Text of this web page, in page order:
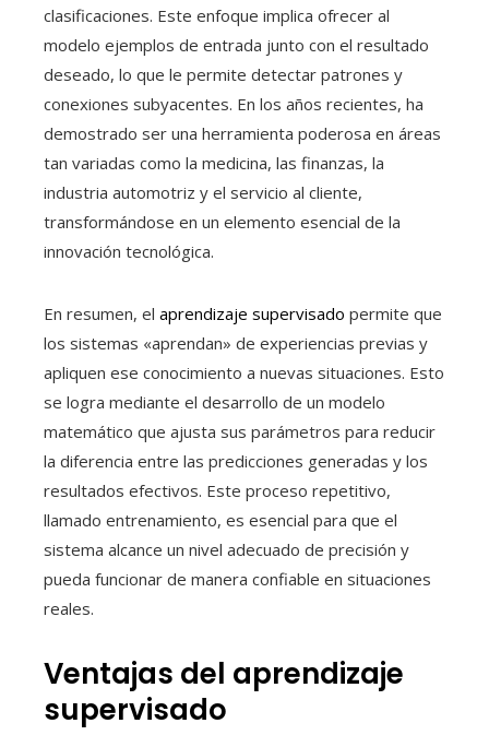
clasificaciones. Este enfoque implica ofrecer al
modelo ejemplos de entrada junto con el resultado
deseado, lo que le permite detectar patrones y
conexiones subyacentes. En los años recientes, ha
demostrado ser una herramienta poderosa en áreas
tan variadas como la medicina, las finanzas, la
industria automotriz y el servicio al cliente,
transformándose en un elemento esencial de la
innovación tecnológica.
En resumen, el aprendizaje supervisado permite que
los sistemas «aprendan» de experiencias previas y
apliquen ese conocimiento a nuevas situaciones. Esto
se logra mediante el desarrollo de un modelo
matemático que ajusta sus parámetros para reducir
la diferencia entre las predicciones generadas y los
resultados efectivos. Este proceso repetitivo,
llamado entrenamiento, es esencial para que el
sistema alcance un nivel adecuado de precisión y
pueda funcionar de manera confiable en situaciones
reales.
Ventajas del aprendizaje
supervisado